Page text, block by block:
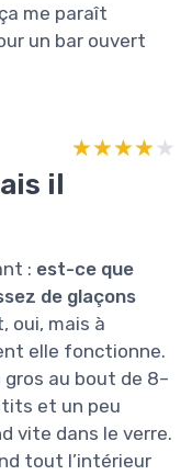
me paraît
un bar ouvert
il
★★★★★
★★★★★
: est-ce que
de glaçons
oui, mais à
elle fonctionne.
au bout de 8–
et un peu
vite dans le verre.
tout l’intérieur